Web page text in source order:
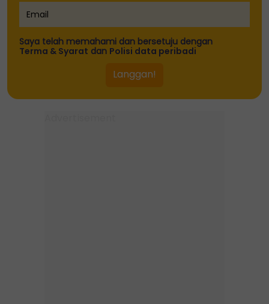
Saya telah memahami dan bersetuju dengan
Terma & Syarat dan Polisi data peribadi